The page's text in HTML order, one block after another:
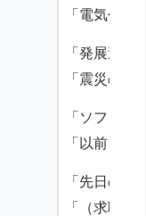
「電気代を
「発展途
「震災の
「ソフト
「以前、
「先日の
「（求職